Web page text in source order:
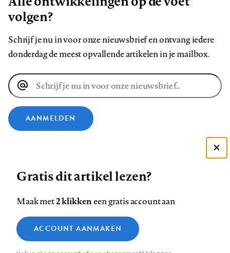
volgen?
Schrijf je nu in voor onze nieuwsbrief en ontvang iedere
donderdag de meest opvallende artikelen in je mailbox.
E-
mailadres
AANMELDEN
ons
op
Facebook
ons
op
LinkedIn
ons
op
Bluesky
ons
op
Instagram
ons
op
YouTube
ons
Footer
Contact Colofon Disclaimer Privacy
Medische vragen verdienen
betrouwbare antwoorden
Zie onze cookie policy
Analytische cookies
Gratis dit artikel lezen?
Maak met2 klikkeneen gratis account aan
ACCOUNT AANMAKEN